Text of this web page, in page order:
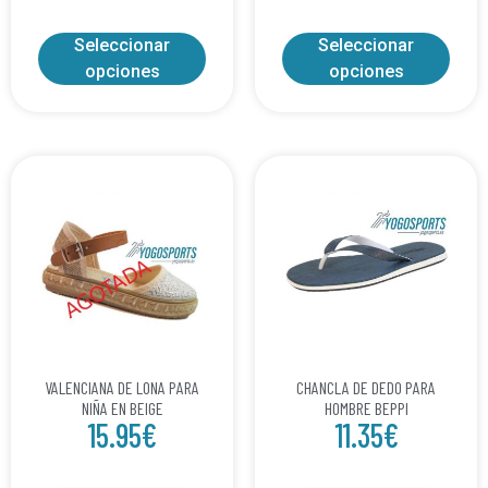
Seleccionar
opciones
Seleccionar
opciones
VALENCIANA DE LONA PARA
NIÑA EN BEIGE
15.95€
CHANCLA DE DEDO PARA
HOMBRE BEPPI
11.35€